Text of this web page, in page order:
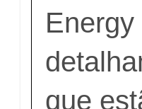
Energy
que